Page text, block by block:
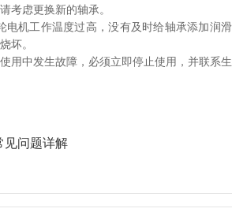
考虑更换新的轴承。
机工作温度过高，没有及时给轴承添加润滑
。
发生故障，必须立即停止使用，并联系生
见问题详解